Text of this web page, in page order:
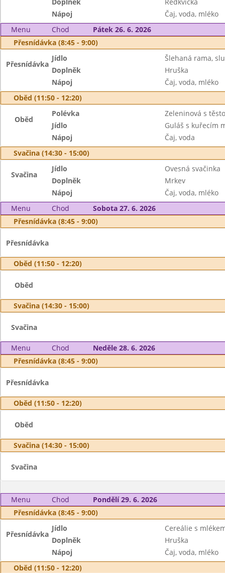
Nápoj
Čaj, voda, mléko
Menu
Chod
Pátek 26. 6. 2026
Přesnídávka (8:45 - 9:00)
Přesnídávka
Jídlo
Šlehaná rama,
Doplněk
Hruška
Nápoj
Čaj, voda, mléko
Oběd (11:50 - 12:20)
Oběd
Polévka
Zeleninová s
Jídlo
Guláš s kuřecím
Nápoj
Čaj, voda
Svačina (14:30 - 15:00)
Svačina
Jídlo
Ovesná svačinka
Doplněk
Mrkev
Nápoj
Čaj, voda, mléko
Menu
Chod
Sobota 27. 6. 2026
Přesnídávka (8:45 - 9:00)
Přesnídávka
Oběd (11:50 - 12:20)
Oběd
Svačina (14:30 - 15:00)
Svačina
Menu Chod
Neděle 28. 6. 2026
Přesnídávka (8:45 - 9:00)
Přesnídávka
Oběd (11:50 - 12:20)
Oběd
Svačina (14:30 - 15:00)
Svačina
Menu Chod
Pondělí 29. 6. 2026
Přesnídávka (8:45 - 9:00)
Přesnídávka
Jídlo
Cereálie s
Doplněk
Hruška
Nápoj
Čaj, voda, mléko
Oběd (11:50 - 12:20)